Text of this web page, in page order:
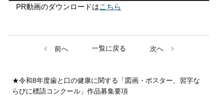
PR動画のダウンロードはこちら
前へ 一覧に戻る 次へ
★令和8年度歯と口の健康に関する「図画・ポスター、習字な
らびに標語コンクール」作品募集要項